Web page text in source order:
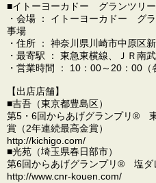
■イトーヨーカドー グランツリ
・会場 ： イトーヨーカドー グ
事場
・住所 ： 神奈川県川崎市中原区
・最寄駅 ： 東急東横線、ＪＲ南
・営業時間 ： 10：00～20：00（
【出店店舗】
■吉吾（東京都豊島区）
第5・6回からあげグランプリ®
賞（2年連続最高金賞）
http://kichigo.com/
■光苑（埼玉県春日部市）
第6回からあげグランプリ® 塩
http://www.cnr-kouen.com/